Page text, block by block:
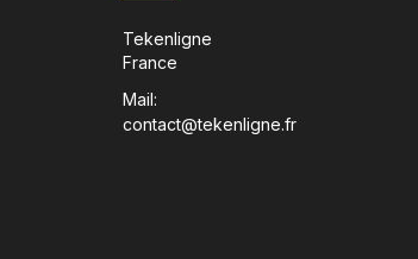
Tekenligne
France
Mail:
contact@tekenligne.fr